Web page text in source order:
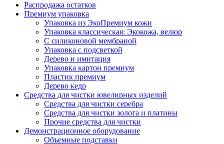
Распродажа остатков
Премиум упаковка
Упаковка из ЭкоПремиум кожи
Упаковка классическая: Экокожа, велюр
С силиконовой мембраной
Упаковка с подсветкой
Дерево и имитация
Упаковка картон премиум
Пластик премиум
Дерево кедр
Средства для чистки ювелирных изделий
Средства для чистки серебра
Средства для чистки золота и платины
Прочие средства для чистки
Демонстрационное оборудование
Объемные подставки